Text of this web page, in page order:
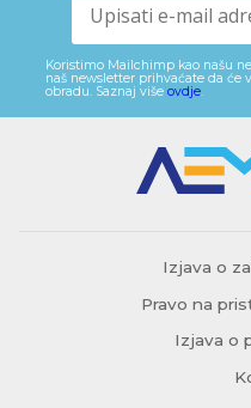
Koristimo Mailchimp kao našu
naš newsletter prihvaćate da
obradu. Saznaj više ovdje.
Izjava o
Pravo na
Izjava o